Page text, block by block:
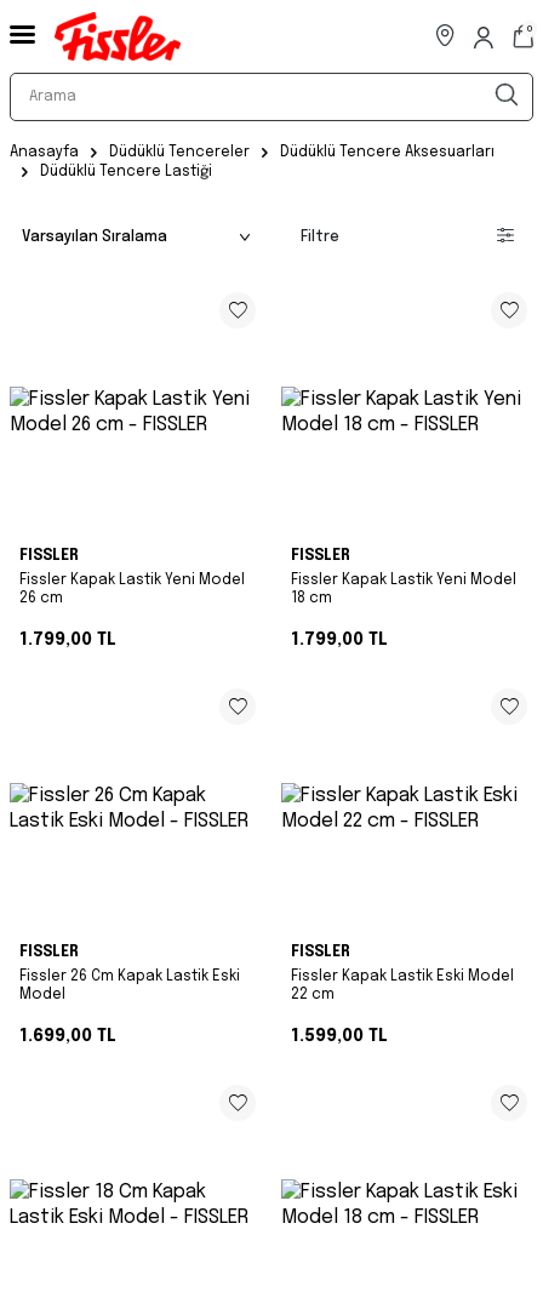
0
Anasayfa Düdüklü Tencereler
Düdüklü Tencere Aksesuarları
Düdüklü Tencere Lastiği
Filtre
FISSLER
Fissler Kapak Lastik Yeni Model
26 cm
1.799,00 TL
FISSLER
Fissler Kapak Lastik Yeni Model
18 cm
1.799,00 TL
FISSLER
Fissler 26 Cm Kapak Lastik Eski
Model
1.699,00 TL
FISSLER
Fissler Kapak Lastik Eski Model
22 cm
1.599,00 TL